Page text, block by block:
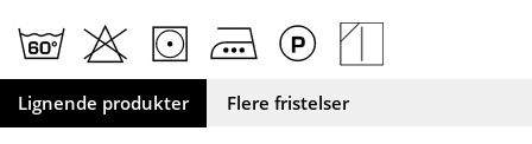
Lignende produkter Flere fristelser